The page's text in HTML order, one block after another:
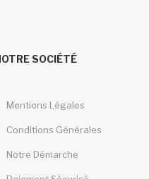
SOCIÉTÉ
Mentions Légales
Conditions Générales
Notre Démarche